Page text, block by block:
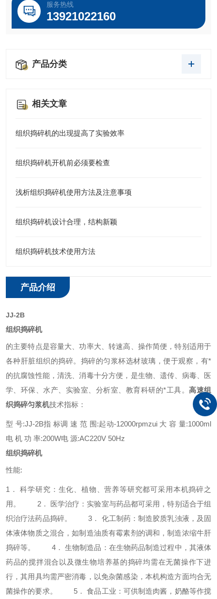
服务热线
13921022160
产品分类
相关文章
组织捣碎机的出现提高了实验效率
组织捣碎机开机前必须要检查
浅析组织捣碎机使用方法及注意事项
组织捣碎机设计合理，结构新颖
组织捣碎机技术使用方法
产品介绍
JJ-2B
组织捣碎机
的主要特点是容量大、功率大、转速高、操作简便，特别适用于
各种肝脏组织的捣碎。捣碎的匀浆杯选材玻璃，便于观察，有*
的抗腐蚀性能，清洗、消毒十分方便，是生物、遗传、病毒、医
学、环保、水产、实验室、分析室、教育科研的*工具。高速组
织捣碎匀浆机技术指标：
型 号:JJ-2B指 标调 速 范 围:起动-12000rpmzui 大 容 量:1000ml
电 机 功 率:200W电 源:AC220V 50Hz
组织捣碎机
性能:
1． 科学研究：生化、植物、营养等研究都可采用本机捣碎之
用。 2． 医学治疗：实验室与药品都可采用，特别适合于组
织治疗法药品捣碎。3． 化工制药：制造胶质乳浊液，及固
体液体物质之混合，如制造油质有霉素剂的调和，制造浓缩牛肝
捣碎等。 4． 生物制造品：在生物药品制造过程中，其液体
药品的搅拌混合以及微生物培养基的捣碎均需在无菌操作下进
行，其用具均需严密消毒，以免杂菌感染，本机构造方面均合无
菌操作的要求。 5． 食品工业：可供制造肉酱，奶酪等作搅